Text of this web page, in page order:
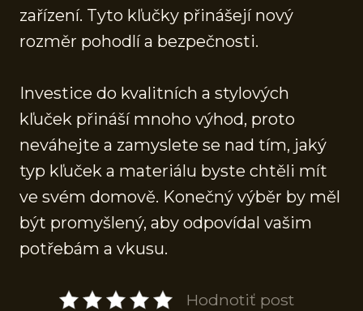
zařízení. Tyto kľučky přinášejí nový
rozměr pohodlí a bezpečnosti.
Investice do kvalitních a stylových
kľuček přináší mnoho výhod, proto
neváhejte a zamyslete se nad tím, jaký
typ kľuček a materiálu byste chtěli mít
ve svém domově. Konečný výběr by měl
být promyšlený, aby odpovídal vašim
potřebám a vkusu.
Hodnotiť post